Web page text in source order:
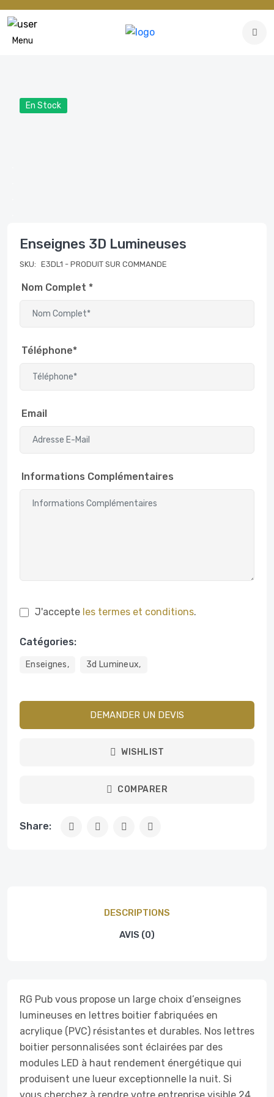
Menu
En Stock
Enseignes 3D Lumineuses
SKU: E3DL1 - PRODUIT SUR COMMANDE
Nom Complet *
Téléphone*
Email
Informations Complémentaires
J'accepte les termes et conditions.
Catégories:
Enseignes, 3d Lumineux,
DEMANDER UN DEVIS
WISHLIST
COMPARER
Share:
DESCRIPTIONS
AVIS (0)
RG Pub vous propose un large choix d’enseignes
lumineuses en lettres boitier fabriquées en
acrylique (PVC) résistantes et durables. Nos lettres
boitier personnalisées sont éclairées par des
modules LED à haut rendement énergétique qui
produisent une lueur exceptionnelle la nuit. Si